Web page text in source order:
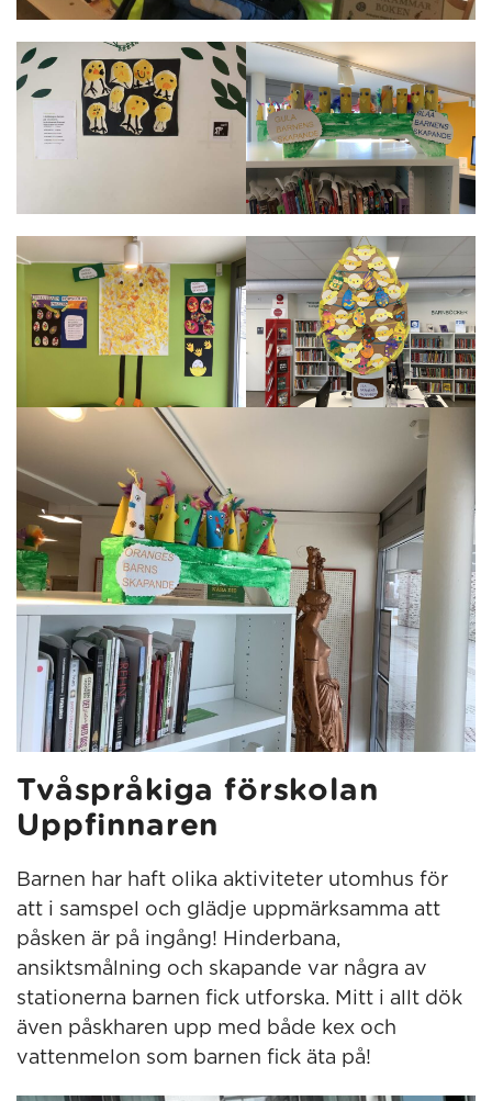
Tvåspråkiga förskolan
Uppfinnaren
Barnen har haft olika aktiviteter utomhus för
att i samspel och glädje uppmärksamma att
påsken är på ingång! Hinderbana,
ansiktsmålning och skapande var några av
stationerna barnen fick utforska. Mitt i allt dök
även påskharen upp med både kex och
vattenmelon som barnen fick äta på!